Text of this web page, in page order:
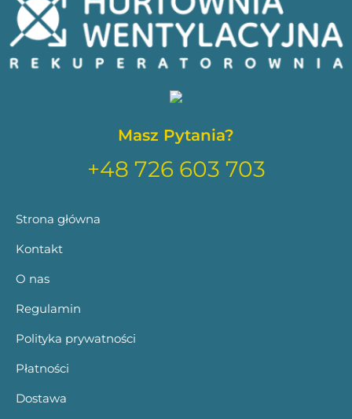
Masz Pytania?
+48 726 603 703
Strona główna
Kontakt
O nas
Regulamin
Polityka prywatności
Płatności
Dostawa